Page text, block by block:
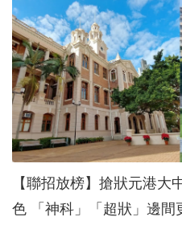
【聯招放榜】搶狀元港大
色 「神科」「超狀」邊間